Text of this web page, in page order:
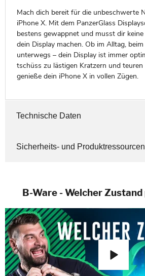
Mach dich bereit für die unbeschwerte
iPhone X. Mit dem PanzerGlass
bestens gewappnet und musst dir
dein Display machen. Ob im Alltag,
unterwegs – dein Display ist immer
tschüss zu lästigen Kratzern und
genieße dein iPhone X in vollen Zügen.
Technische Daten
Sicherheits- und Produktressourcen
B-Ware - Welcher